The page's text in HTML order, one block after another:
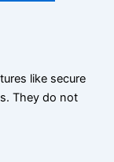
like secure
They do not